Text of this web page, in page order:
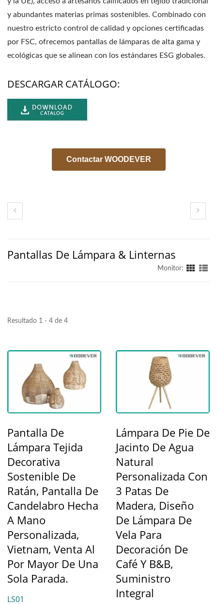
y abundantes materias primas sostenibles. Combinado con
nuestro estricto control de calidad y opciones certificadas
por FSC, ofrecemos pantallas de lámparas de alta gama y
ecológicas que se alinean con los estándares ESG globales.
DESCARGAR CATÁLOGO:
Contactar WOODEVER
Pantallas De Lámpara & Linternas
Monitor:
Resultado 1 - 4 de 4
Pantalla De
Lámpara Tejida
Decorativa
Sostenible De
Ratán, Pantalla De
Candelabro Hecha
A Mano
Personalizada,
Vietnam, Venta Al
Por Mayor De Una
Sola Parada.
LS01
Lámpara De Pie De
Jacinto De Agua
Natural
Personalizada Con
3 Patas De
Madera, Diseño
De Lámpara De
Vela Para
Decoración De
Café Y B&B,
Suministro
Integral